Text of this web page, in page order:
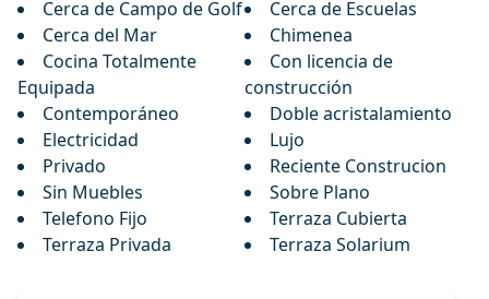
Cerca de Campo de Golf
Cerca de Escuelas
Cerca del Mar
Chimenea
Cocina Totalmente
Equipada
Con licencia de
construcción
Contemporáneo
Doble acristalamiento
Electricidad
Lujo
Privado
Reciente Construcion
Sin Muebles
Sobre Plano
Telefono Fijo
Terraza Cubierta
Terraza Privada
Terraza Solarium